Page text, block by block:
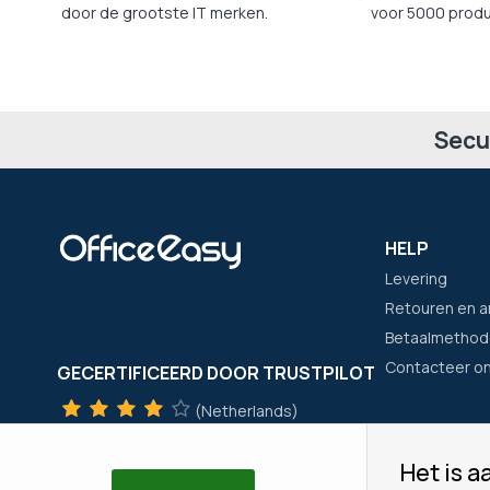
Het is
door de grootste IT merken.
voor 5000
GECERTIFICEERD DOOR TRUSTPILOT
(Netherlands)
HELP
Levering
Retouren en
Contacteer